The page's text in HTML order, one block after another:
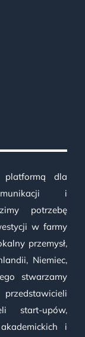
dla
i
potrzebę
w farmy
przemysł,
Niemiec,
stwarzamy
start-upów,
i